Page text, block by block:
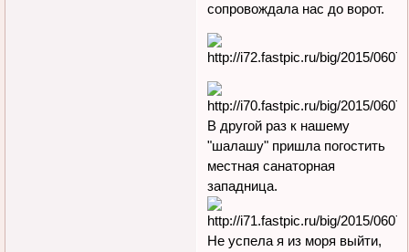
сопровождала нас до ворот.
В другой раз к нашему
"шалашу" пришла погостить
местная санаторная
западница.
Не успела я из моря выйти,